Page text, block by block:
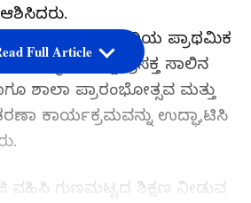
ಗ್ರಾಮದ ಸರ್ಕಾರಿ ಹಿರಿಯ ಪ್ರಾಥಮಿಕ
ಹಮ್ಮಿಕೊಂಡಿದ್ದ ಪ್ರಸಕ್ತ ಸಾಲಿನ
ಶಾಲಾ ಪ್ರಾರಂಭೋತ್ಸವ ಮತ್ತು
ಕಾರ್ಯಕ್ರಮವನ್ನು ಉದ್ಘಾಟಿಸಿ
ವಹಿಸಿ ಗುಣಮಟ್ಟದ ಶಿಕ್ಷಣ ನೀಡುವ
Full Article